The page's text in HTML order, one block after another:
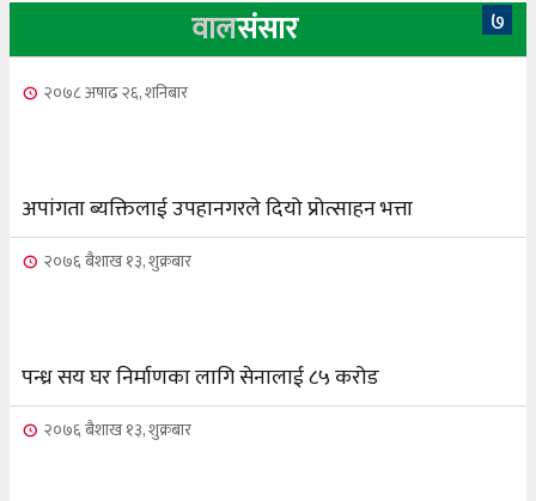
७
वालसंसार
२०७८ अषाढ २६, शनिबार
अपांगता ब्यक्तिलाई उपहानगरले दियो प्रोत्साहन भत्ता
२०७६ बैशाख १३, शुक्रबार
पन्ध्र सय घर निर्माणका लागि सेनालाई ८५ करोड
२०७६ बैशाख १३, शुक्रबार